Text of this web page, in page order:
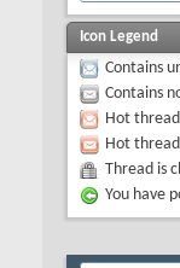
Icon Legend
Contains
Contains
Hot
Hot
Thread is
You have